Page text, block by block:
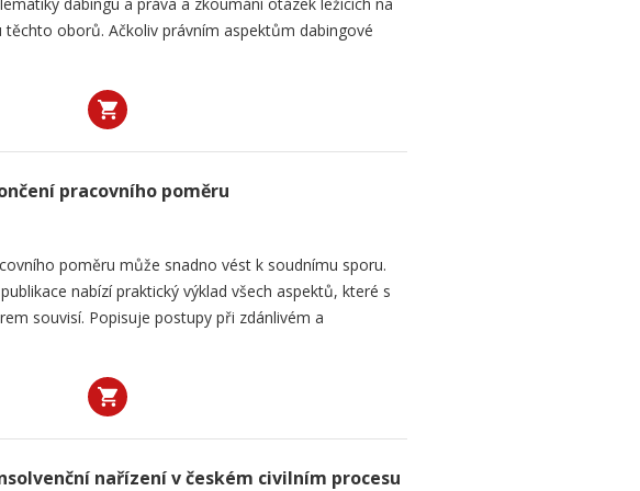
oborů. Ačkoliv právním aspektům dabingové
pracovního poměru
poměru může snadno vést k soudnímu sporu.
nabízí praktický výklad všech aspektů, které s
souvisí. Popisuje postupy při zdánlivém a
nařízení v českém civilním procesu